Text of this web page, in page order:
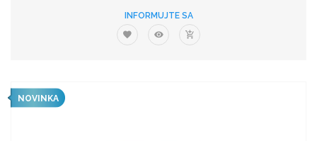
INFORMUJTE SA
NOVINKA